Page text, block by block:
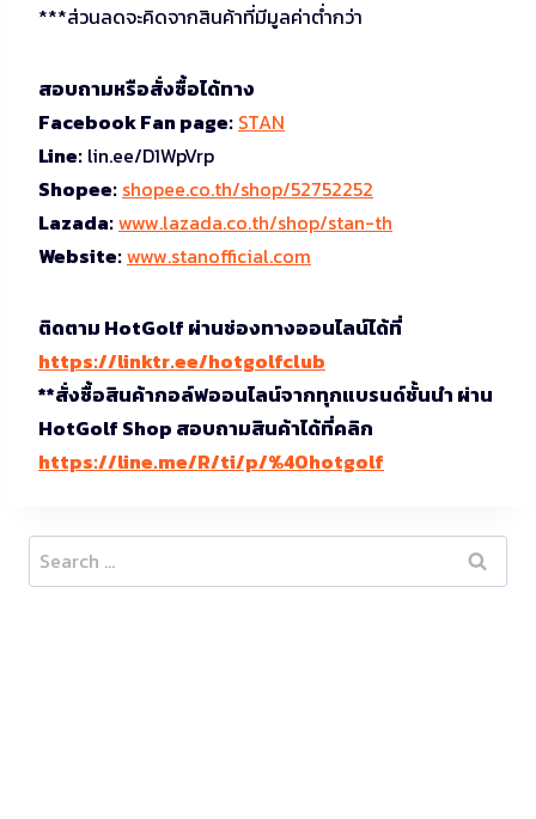
***ส่วนลดจะคิดจากสินค้าที่มีมูลค่าต่ำกว่า
สอบถามหรือสั่งซื้อได้ทาง
Facebook Fan page: STAN
Line: lin.ee/D1WpVrp
Shopee: shopee.co.th/shop/52752252
Lazada:www.lazada.co.th/shop/stan-th
Website:www.stanofficial.com
ติดตาม HotGolf ผ่านช่องทางออนไลน์ได้ที่
https://linktr.ee/hotgolfclub
**สั่งซื้อสินค้ากอล์ฟออนไลน์จากทุกแบรนด์ชั้นนำ ผ่าน
HotGolf Shop สอบถามสินค้าได้ที่คลิก
https://line.me/R/ti/p/%40hotgolf
Search
for: